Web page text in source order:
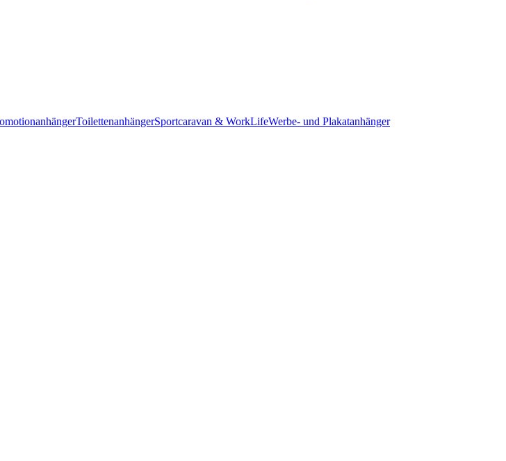
ToilettenanhängerSportcaravan & WorkLifeWerbe- und Plakatanhänger